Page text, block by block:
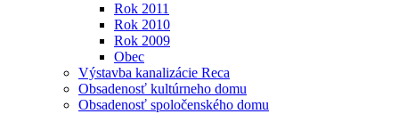
Rok 2011
Rok 2010
Rok 2009
Obec
Výstavba kanalizácie Reca
Obsadenosť kultúrneho domu
Obsadenosť spoločenského domu